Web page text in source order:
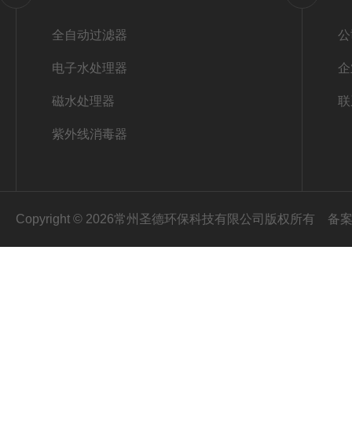
全自动过滤器
电子水处理器
磁水处理器
紫外线消毒器
Copyright © 2026常州圣德环保科技有限公司版权所有 备